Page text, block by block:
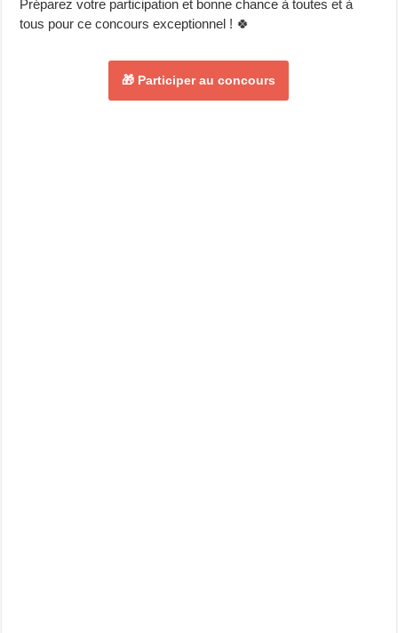
Préparez votre participation et bonne chance à toutes et à
tous pour ce concours exceptionnel ! 🍀
🎁 Participer au concours